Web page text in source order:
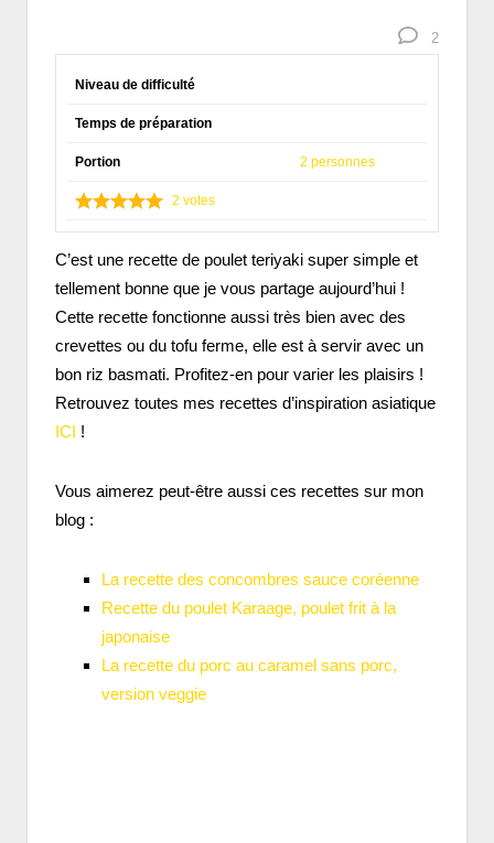
2
Niveau de difficulté
Temps de préparation
Portion 2 personnes
2 votes
C’est une recette de poulet teriyaki super simple et
tellement bonne que je vous partage aujourd’hui !
Cette recette fonctionne aussi très bien avec des
crevettes ou du tofu ferme, elle est à servir avec un
bon riz basmati. Profitez-en pour varier les plaisirs !
Retrouvez toutes mes recettes d’inspiration asiatique
ICI !
Vous aimerez peut-être aussi ces recettes sur mon
blog :
La recette des concombres sauce coréenne
Recette du poulet Karaage, poulet frit à la
japonaise
La recette du porc au caramel sans porc,
version veggie